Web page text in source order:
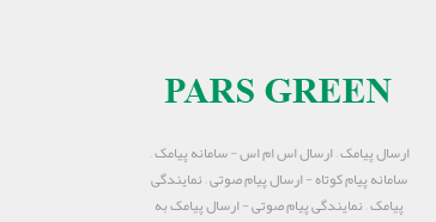
ارسال پیامک – ارسال اس ام اس - سامانه پیامک –
سامانه پیام کوتاه - ارسال پیام صوتی – نمایندگی
پیامک – نمایندگی پیام صوتی - ارسال پیامک به